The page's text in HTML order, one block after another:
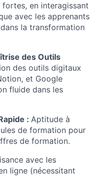
en interagissant
avec les apprenants
la transformation
des Outils
des outils digitaux
et Google
fluide dans les
: Aptitude à
de formation pour
de formation.
avec les
ligne (nécessitant